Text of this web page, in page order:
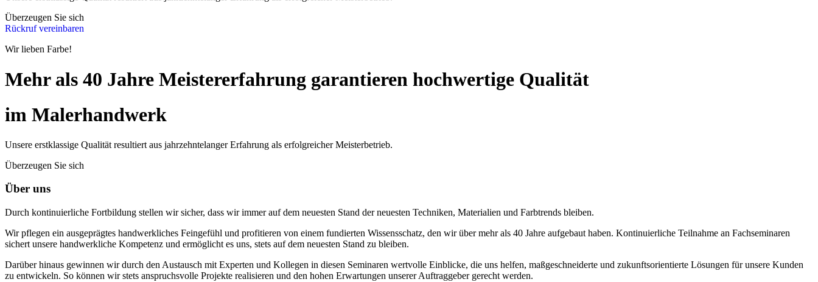
Überzeugen Sie sich
Rückruf vereinbaren
Wir lieben Farbe!
Mehr als 40 Jahre Meistererfahrung garantieren hochwertige Qualität
im Malerhandwerk
Unsere erstklassige Qualität resultiert aus jahrzehntelanger Erfahrung als erfolgreicher Meisterbetrieb.
Überzeugen Sie sich
Über uns
Durch kontinuierliche Fortbildung stellen wir sicher, dass wir immer auf dem neuesten Stand der neuesten Techniken, Materialien und Farbtrends bleiben.
Wir pflegen ein ausgeprägtes handwerkliches Feingefühl und profitieren von einem fundierten Wissensschatz, den wir über mehr als 40 Jahre aufgebaut haben. Kontinuierliche Teilnahme an Fachseminaren
sichert unsere handwerkliche Kompetenz und ermöglicht es uns, stets auf dem neuesten Stand zu bleiben.
Darüber hinaus gewinnen wir durch den Austausch mit Experten und Kollegen in diesen Seminaren wertvolle Einblicke, die uns helfen, maßgeschneiderte und zukunftsorientierte Lösungen für unsere Kunden
zu entwickeln. So können wir stets anspruchsvolle Projekte realisieren und den hohen Erwartungen unserer Auftraggeber gerecht werden.